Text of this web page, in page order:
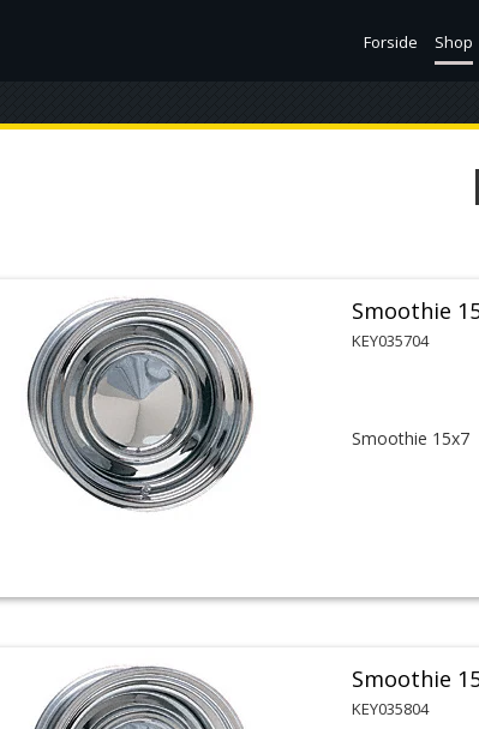
Forside Shop
Smoothie
KEY035704
Smoothie 15x7
Smoothie
KEY035804